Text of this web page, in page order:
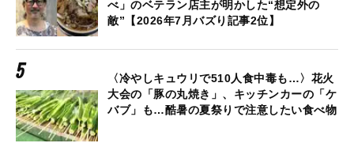
べ」のベテラン店主が明かした“想定外の
敵”【2026年7月バズり記事2位】
〈冷やしキュウリで510人食中毒も…〉花火
大会の「豚の丸焼き」、キッチンカーの「ケ
バブ」も…酷暑の夏祭りで注意したい食べ物